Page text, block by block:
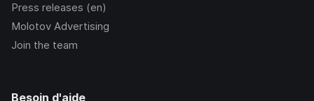
Press releases (en)
Molotov Advertising
Join the team
Besoin d'aide